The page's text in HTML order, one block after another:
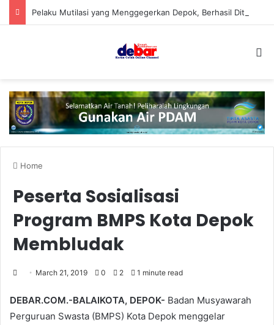
Home
Peserta Sosialisasi
Program BMPS Kota Depok
Membludak
March 21, 2019 0 2 1 minute read
DEBAR.COM.-BALAIKOTA, DEPOK- Badan Musyawarah
Perguruan Swasta (BMPS) Kota Depok menggelar